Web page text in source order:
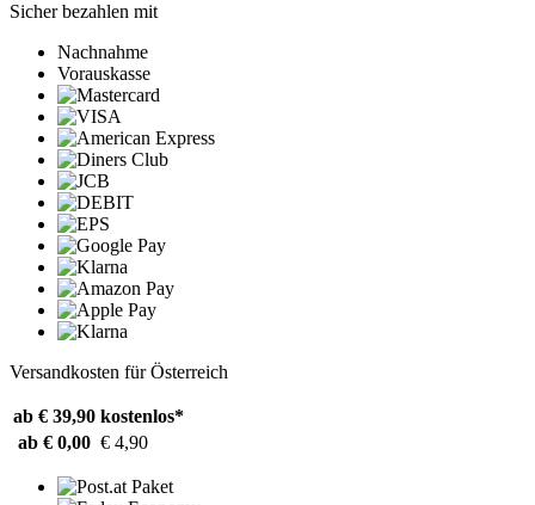
Sicher bezahlen mit
Nachnahme
Vorauskasse
Versandkosten für Österreich
ab € 39,90 kostenlos*
ab € 0,00 € 4,90